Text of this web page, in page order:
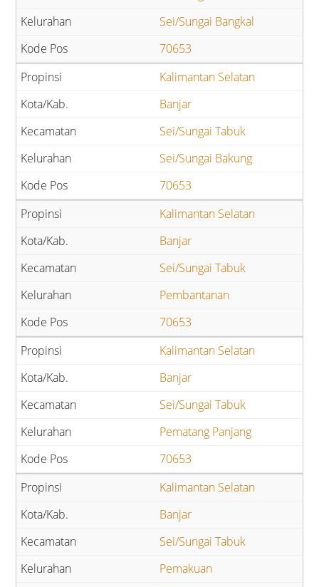
Sei/Sungai Bangkal
70653
Kalimantan Selatan
Banjar
Sei/Sungai Tabuk
Sei/Sungai Bakung
70653
Kalimantan Selatan
Banjar
Sei/Sungai Tabuk
Pembantanan
70653
Kalimantan Selatan
Banjar
Sei/Sungai Tabuk
Pematang Panjang
70653
Kalimantan Selatan
Banjar
Sei/Sungai Tabuk
Pemakuan